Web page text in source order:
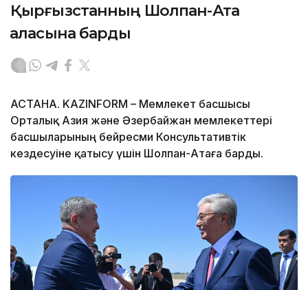
Қырғызстанның Шолпан-Ата
қаласына барды
АСТАНА. KAZINFORM – Мемлекет басшысы
Орталық Азия және Әзербайжан мемлекеттері
басшыларының бейресми Консультативтік
кездесуіне қатысу үшін Шолпан-Атаға барды.